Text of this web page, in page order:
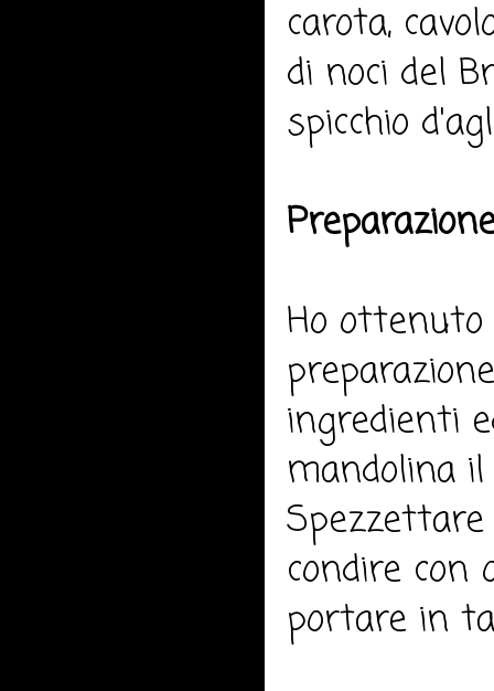
carota,
di noci del
spicchio
Ho
ingredienti
mandolina
condire con
portare in